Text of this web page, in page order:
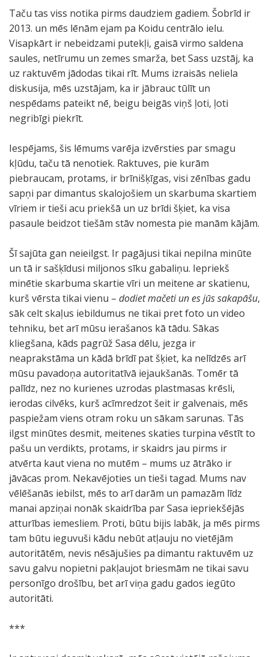
Taču tas viss notika pirms daudziem gadiem. Šobrīd ir
2013. un mēs lēnām ejam pa Koidu centrālo ielu.
Visapkārt ir nebeidzami putekļi, gaisā virmo saldena
saules, netīrumu un zemes smarža, bet Sass uzstāj, ka
uz raktuvēm jādodas tikai rīt. Mums izraisās neliela
diskusija, mēs uzstājam, ka ir jābrauc tūlīt un
nespēdams pateikt nē, beigu beigās viņš ļoti, ļoti
negribīgi piekrīt.
Iespējams, šis lēmums varēja izvērsties par smagu
kļūdu, taču tā nenotiek. Raktuves, pie kurām
piebraucam, protams, ir brīnišķīgas, visi zēnības gadu
sapņi par dimantus skalojošiem un skarbuma skartiem
vīriem ir tieši acu priekšā un uz brīdi šķiet, ka visa
pasaule beidzot tiešām stāv nomesta pie manām kājām.
Šī sajūta gan neieilgst. Ir pagājusi tikai nepilna minūte
un tā ir sašķīdusi miljonos sīku gabaliņu. Iepriekš
minētie skarbuma skartie vīri un meitene ar skatienu,
kurš vērsta tikai vienu – dodiet mačeti un es jūs sakapāšu,
sāk celt skaļus iebildumus ne tikai pret foto un video
tehniku, bet arī mūsu ierašanos kā tādu. Sākas
kliegšana, kāds pagrūž Sasa dēlu, jezga ir
neaprakstāma un kādā brīdī pat šķiet, ka nelīdzēs arī
mūsu pavadoņa autoritatīvā iejaukšanās. Tomēr tā
palīdz, nez no kurienes uzrodas plastmasas krēsli,
ierodas cilvēks, kurš acīmredzot šeit ir galvenais, mēs
paspiežam viens otram roku un sākam sarunas. Tās
ilgst minūtes desmit, meitenes skaties turpina vēstīt to
pašu un verdikts, protams, ir skaidrs jau pirms ir
atvērta kaut viena no mutēm – mums uz ātrāko ir
jāvācas prom. Nekavējoties un tieši tagad. Mums nav
vēlēšanās iebilst, mēs to arī darām un pamazām līdz
manai apziņai nonāk skaidrība par Sasa iepriekšējās
atturības iemesliem. Proti, būtu bijis labāk, ja mēs pirms
tam būtu ieguvuši kādu nebūt atļauju no vietējām
autoritātēm, nevis nēsājušies pa dimantu raktuvēm uz
savu galvu nopietni pakļaujot briesmām ne tikai savu
personīgo drošību, bet arī viņa gadu gados iegūto
autoritāti.
***